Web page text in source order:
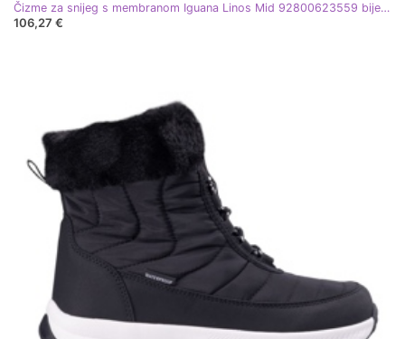
Čizme za snijeg s membranom Iguana Linos Mid 92800623559 bijele bijela
106,27 €